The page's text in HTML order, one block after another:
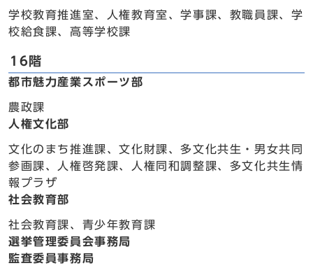
学校教育推進室、人権教育室、学事課、教職員課、学
校給食課、高等学校課
16階
都市魅力産業スポーツ部
農政課
人権文化部
文化のまち推進課、文化財課、多文化共生・男女共同
参画課、人権啓発課、人権同和調整課、多文化共生情
報プラザ
社会教育部
社会教育課、青少年教育課
選挙管理委員会事務局
監査委員事務局